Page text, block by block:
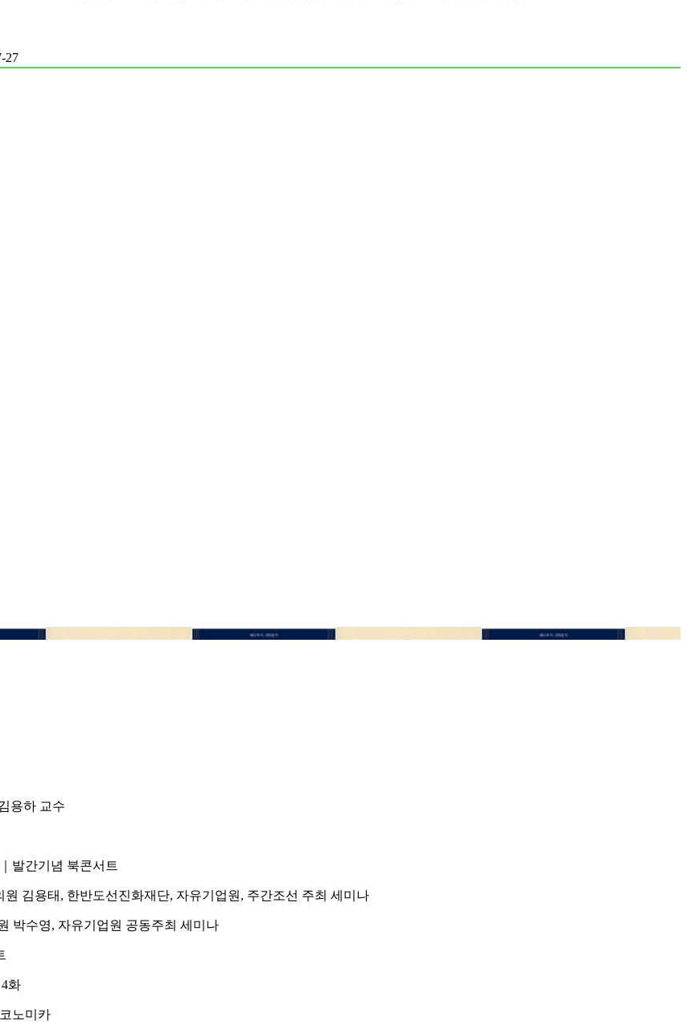
27
김용하 교수
발간기념 북콘서트
김용태, 한반도선진화재단, 자유기업원, 주간조선 주최 세미나
박수영, 자유기업원 공동주최 세미나
화
노미카